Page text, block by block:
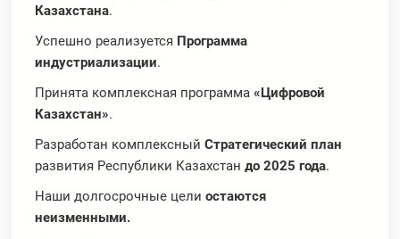
Казахстана.
Успешно реализуется Программа
индустриализации.
Принята комплексная программа«Цифровой
Казахстан».
Разработан комплексныйСтратегический план
развития Республики Казахстандо 2025 года.
Наши долгосрочные целиостаются
неизменными.